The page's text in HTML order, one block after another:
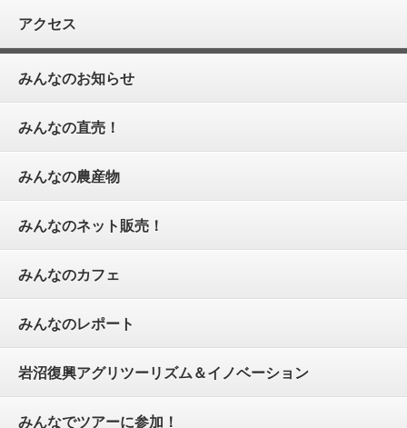
アクセス
みんなのお知らせ
みんなの直売！
みんなの農産物
みんなのネット販売！
みんなのカフェ
みんなのレポート
岩沼復興アグリツーリズム＆イノベーション
みんなでツアーに参加！